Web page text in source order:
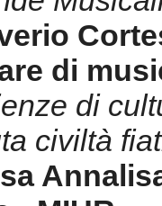
di
di
civiltà